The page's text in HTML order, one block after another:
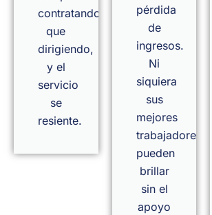
contratando
que
dirigiendo,
y el
servicio
se
resiente.
pérdida
de
ingresos.
Ni
siquiera
sus
mejores
trabajadores
pueden
brillar
sin el
apoyo